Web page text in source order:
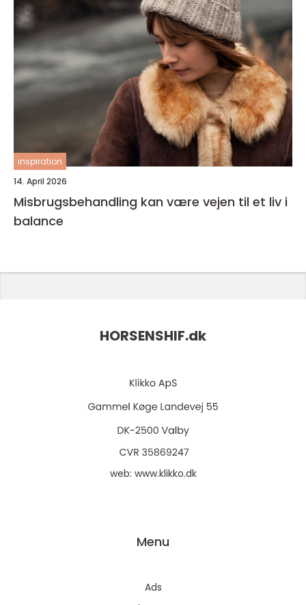
inspiration
14. April 2026
Misbrugsbehandling kan være vejen til et liv i
balance
HORSENSHIF.dk
web: www.klikko.dk
Menu
Ads